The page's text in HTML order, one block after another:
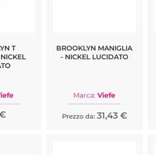
T
BROOKLYN MANIGLIA
- NICKEL LUCIDATO
Marca: Viefe
Prezzo da: 31,43 €